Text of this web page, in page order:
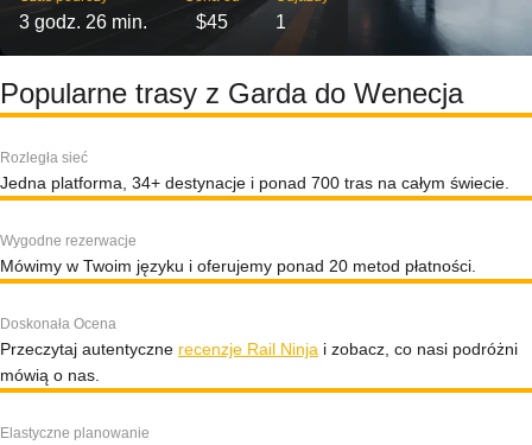
3 godz. 26 min. $45 1
Popularne trasy z Garda do Wenecja
Rozległa sieć
Jedna platforma, 34+ destynacje i ponad 700 tras na całym świecie.
Wygodne rezerwacje
Mówimy w Twoim języku i oferujemy ponad 20 metod płatności.
Doskonała Ocena
Przeczytaj autentyczne recenzje Rail Ninja i zobacz, co nasi podróżni
mówią o nas.
Elastyczne planowanie